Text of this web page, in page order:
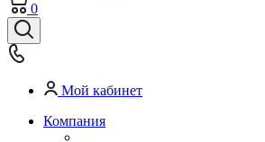
0
Мой кабинет
Компания